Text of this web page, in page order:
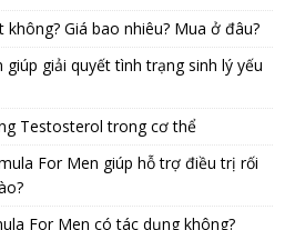
Giá bao nhiêu? Mua ở đâu?
giải quyết tình trạng sinh lý yếu
Testosterol trong cơ thể
For Men giúp hỗ trợ điều trị rối
For Men có tác dụng không?